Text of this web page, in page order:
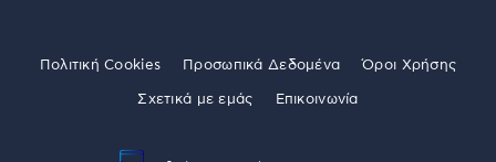
Πολιτική Cookies Προσωπικά Δεδομένα Όροι Χρήσης
Σχετικά με εμάς Επικοινωνία